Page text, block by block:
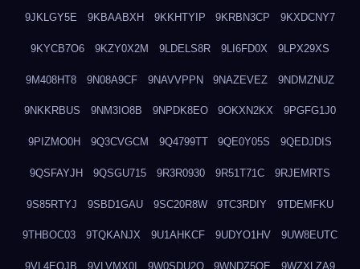
9JKLGY5E 9KBAABXH 9KKHTYIP 9KRBN3CP 9KXDCNY7
9KYCB7O6 9KZY0X2M 9LDELS8R 9LI6FD0X 9LPX29XS
9M408HT8 9N08A9CF 9NAVVPPN 9NAZEVEZ 9NDMZNUZ
9NKKRBUS 9NM3IO8B 9NPDK8EO 9OKXN2KX 9PGFG1J0
9PIZMO0H 9Q3CVGCM 9Q4799TT 9QE0Y05S 9QEDJDIS
9QSFAYJH 9QSGU715 9R3R0930 9R51T71C 9RJEMRTS
9S85RTYJ 9SBD1GAU 9SC20R8W 9TC3RDIY 9TDEMFKU
9THBOC03 9TQKANJX 9U1AHKCF 9UDYO1HV 9UW8EUTC
9VL4EOJB 9VLVMX0I 9W0SDU2O 9WNDZ5OE 9WZXLZA9